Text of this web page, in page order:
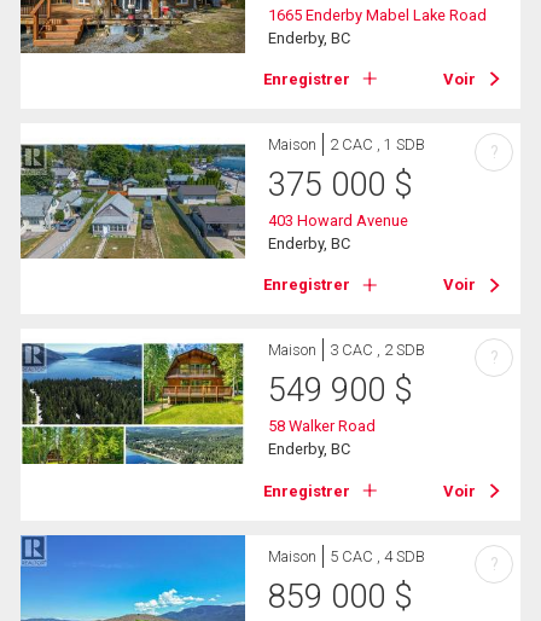
1665 Enderby Mabel Lake Road
Enderby, BC
Enregistrer Voir
Maison 2 CAC , 1 SDB
375 000 $
403 Howard Avenue
Enderby, BC
Enregistrer Voir
?
Maison 3 CAC , 2 SDB
549 900 $
58 Walker Road
Enderby, BC
Enregistrer Voir
?
Maison 5 CAC , 4 SDB
859 000 $
?